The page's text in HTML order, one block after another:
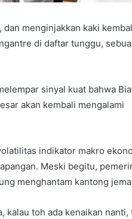
menginjakkan kaki
di daftar tunggu,
sinyal kuat bahwa
akan kembali mengalami
indikator makro
Meski begitu,
menghantam kantong
kalau toh ada kenaikan nanti,